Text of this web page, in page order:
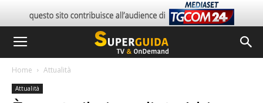
Home Attualità
Attualità